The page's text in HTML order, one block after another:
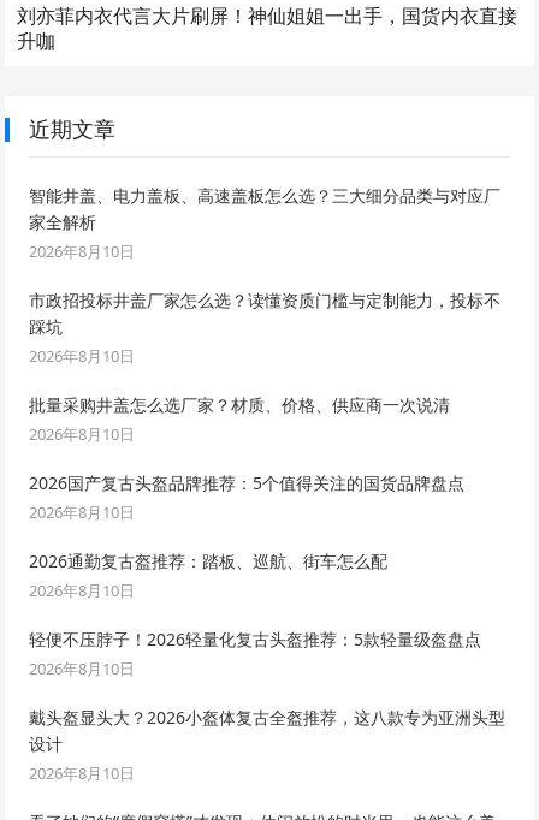
刘亦菲内衣代言大片刷屏！神仙姐姐一出手，国货内衣直接
升咖
近期文章
智能井盖、电力盖板、高速盖板怎么选？三大细分品类与对应厂
家全解析
2026年8月10日
市政招投标井盖厂家怎么选？读懂资质门槛与定制能力，投标不
踩坑
2026年8月10日
批量采购井盖怎么选厂家？材质、价格、供应商一次说清
2026年8月10日
2026国产复古头盔品牌推荐：5个值得关注的国货品牌盘点
2026年8月10日
2026通勤复古盔推荐：踏板、巡航、街车怎么配
2026年8月10日
轻便不压脖子！2026轻量化复古头盔推荐：5款轻量级盔盘点
2026年8月10日
戴头盔显头大？2026小盔体复古全盔推荐，这八款专为亚洲头型
设计
2026年8月10日